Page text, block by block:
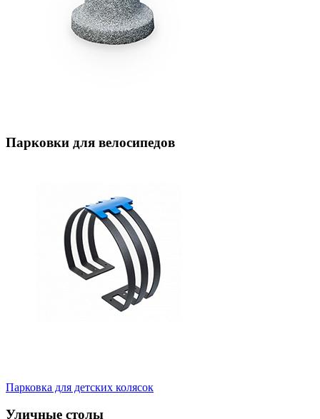
Парковки для велосипедов
Парковка для детских колясок
Уличные столы